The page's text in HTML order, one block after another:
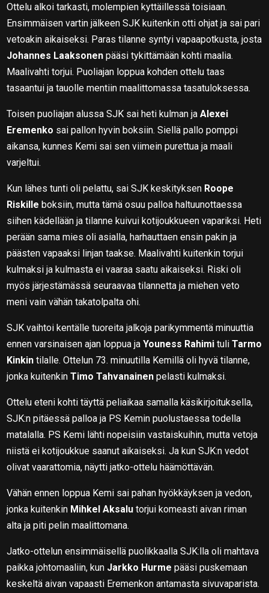
Ottelu alkoi tarkasti, molempien kyttäillessä toisiaan.
Ensimmäisen vartin jälkeen SJK kuitenkin otti ohjat ja sai pari
vetoakin aikaiseksi. Paras tilanne syntyi vapaapotkusta, josta
Johannes Laaksonen pääsi tykittämään kohti maalia.
Maalivahti torjui. Puoliajan loppua kohden ottelu taas
tasaantui ja tauolle mentiin maalittomassa tasatuloksessa.
Toisen puoliajan alussa SJK sai heti kulman jaAlexei
Eremenko sai pallon hyvin boksiin. Siellä pallo pomppi
aikansa, kunnes Kemi sai sen viimein purettua ja maali
varjeltui.
Kun lähes tunti oli pelattu, sai SJK keskityksen Roope
Riskille boksiin, mutta tämä osuu palloa haltuunottaessa
siihen kädellään ja tilanne kuivui kotijoukkueen vapariksi. Heti
perään sama mies oli asialla, harhauttaen ensin pakin ja
päästen vapaaksi linjan taakse. Maalivahti kuitenkin torjui
kulmaksi ja kulmasta ei vaaraa saatu aikaiseksi. Riski oli
myös järjestämässä seuraavaa tilannetta ja miehen veto
meni vain vähän takatolpalta ohi.
SJK vaihtoi kentälle tuoreita jalkoja parikymmentä minuuttia
ennen varsinaisen ajan loppua jaYouness Rahimi tuliTarmo
Kinkin tilalle. Ottelun 73. minuutilla Kemillä oli hyvä tilanne,
jonka kuitenkinTimo Tahvanainen pelasti kulmaksi.
Ottelu eteni kohti täyttä peliaikaa samalla käsikirjoituksella,
SJK:n pitäessä palloa ja PS Kemin puolustaessa todella
matalalla. PS Kemi lähti nopeisiin vastaiskuihin, mutta vetoja
niistä ei kotijoukkue saanut aikaiseksi. Ja kun SJK:n vedot
olivat vaarattomia, näytti jatko-ottelu häämöttävän.
Vähän ennen loppua Kemi sai pahan hyökkäyksen ja vedon,
jonka kuitenkin Mihkel Aksalu torjui komeasti aivan riman
alta ja piti pelin maalittomana.
Jatko-ottelun ensimmäisellä puolikkaalla SJK:lla oli mahtava
paikka johtomaaliin, kun Jarkko Hurme pääsi puskemaan
keskeltä aivan vapaasti Eremenkon antamasta sivuvaparista.